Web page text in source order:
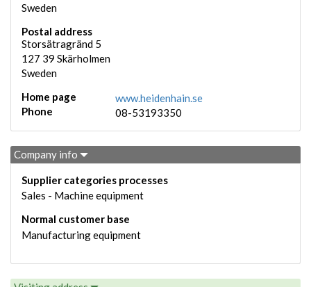
Sweden
Postal address
Storsätragränd 5
127 39 Skärholmen
Sweden
Home page
www.heidenhain.se
Phone
08-53193350
Company info
Supplier categories processes
Sales - Machine equipment
Normal customer base
Manufacturing equipment